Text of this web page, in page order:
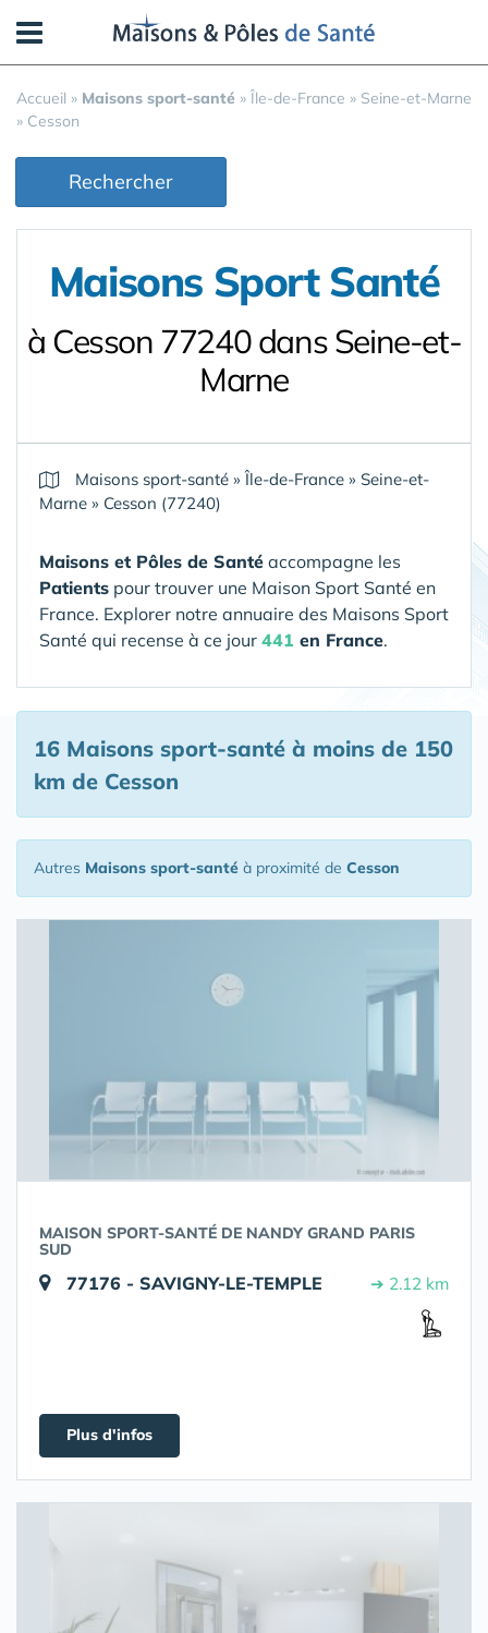
Accueil » Maisons sport-santé » Île-de-France » Seine-et-Marne
» Cesson
Rechercher
Maisons Sport Santé
à Cesson 77240 dans Seine-et-
Marne
Maisons sport-santé »Île-de-France » Seine-et-
Marne » Cesson (77240)
Maisons et Pôles de Santé accompagne les
Patients pour trouver une Maison Sport Santé en
France. Explorer notre annuaire des Maisons Sport
Santé qui recense à ce jour 441 en France.
16 Maisons sport-santé à moins de 150
km de Cesson
Autres Maisons sport-santé à proximité de Cesson
MAISON SPORT-SANTÉ DE NANDY GRAND PARIS
SUD
77176 - SAVIGNY-LE-TEMPLE ➔ 2.12 km
Plus d'infos
Panneau de gestion des cookies